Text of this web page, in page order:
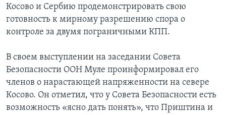
Косово и Сербию продемонстрировать свою
готовность к мирному разрешению спора о
контроле за двумя пограничными КПП.
В своем выступлении на заседании Совета
Безопасности ООН Муле проинформировал его
членов о нарастающей напряженности на севере
Косово. Он отметил, что у Совета Безопасности есть
возможность «ясно дать понять», что Приштина и